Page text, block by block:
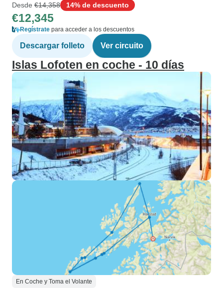
Desde €14,358 14% de descuento
€12,345
Regístrate para acceder a los descuentos
Descargar folleto Ver circuito
Islas Lofoten en coche - 10 días
En Coche y Toma el Volante